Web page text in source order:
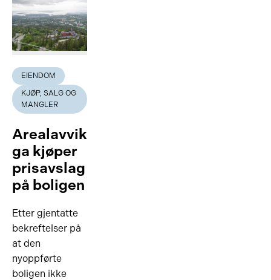
EIENDOM
KJØP, SALG OG
MANGLER
Arealavvik
ga kjøper
prisavslag
på boligen
Etter gjentatte
bekreftelser på
at den
nyoppførte
boligen ikke